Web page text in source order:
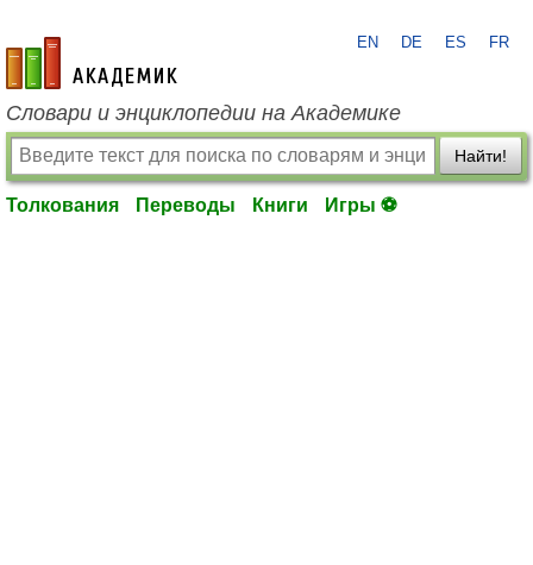
academic.ru
EN DE ES FR
Словари и энциклопедии на Академике
Найти!
Толкования Переводы Книги Игры ⚽